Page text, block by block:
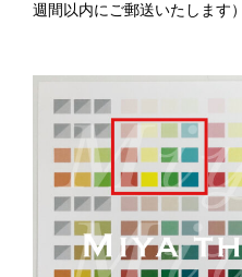
週間以内にご郵送いたします）